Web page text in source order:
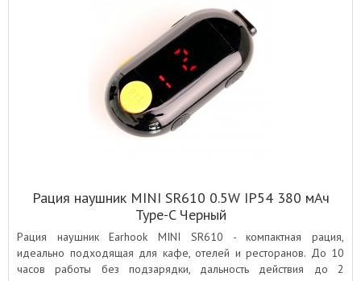
Рация наушник MINI SR610 0.5W IP54 380 мАч
Type-C Черный
Рация наушник Earhook MINI SR610 - компактная рация,
идеально подходящая для кафе, отелей и ресторанов. До 10
часов работы без подзарядки, дальность действия до 2